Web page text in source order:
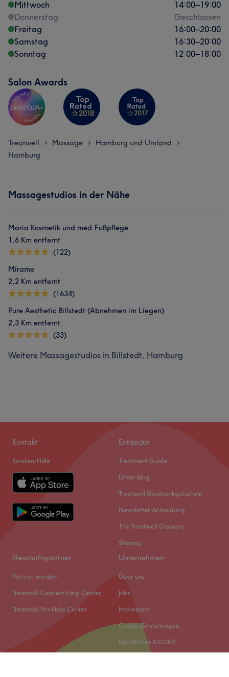
Mittwoch
14:00–19:00
Donnerstag
Geschlossen
Freitag
16:00–20:00
Samstag
16:30–20:00
Sonntag
12:00–18:00
Salon Awards
Treatwell > Massage > Hamburg und Umland >
Hamburg
Massagestudios in der Nähe
Maria Kosmetik und med.Fußpflege
1,6 Km entfernt
(122)
Mírame
2,2 Km entfernt
(1634)
Pure Aesthetic Billstedt (Abnehmen im Liegen)
2,3 Km entfernt
(33)
Weitere Massagestudios in Billstedt, Hamburg
Kontakt
Kunden-Hilfe
Entdecke
Treatment Guide
Unser Blog
Treatwell Geschenkgutschein
Newsletter Anmeldung
The Treatwell Glossary
Sitemap
Geschäftspartner
Partner werden
Treatwell Connect Help Center
Treatwell Pro Help Center
Unternehmen
Über uns
Jobs
Impressum
Cookie-Einstellungen
Rechtliches & GDPR